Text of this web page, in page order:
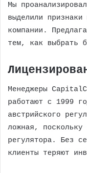
Мы
выделили признаки
компании.
тем, как выбрать
Менеджеры
работают с 1999
австрийского
ложная,
регулятора. Без
клиенты теряют